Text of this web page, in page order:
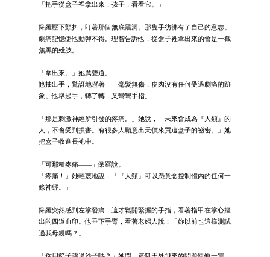
「把手從盒子裡拿出來，孩子，看看它。」
保羅壓下顫抖，盯著那個無底黑洞。那隻手彷彿有了自己的意志。
劇痛記憶使他動彈不得。理智告訴他，從盒子裡拿出來的會是一截
焦黑的殘肢。
「拿出來。」她厲聲道。
他抽出手，驚訝地瞪著——毫髮無傷，皮肉沒有任何受過劇痛的跡
象。他舉起手，轉了轉，又彎彎手指。
「那是刺激神經所引發的疼痛。」她說，「未來會成為『人類』的
人，不會受到損害。有很多人願意出天價來買這盒子的祕密。」她
把盒子收進長袍中。
「可那種疼痛——」保羅說。
「疼痛！」她輕蔑地說，「『人類』可以憑意念控制體內的任何一
條神經。」
保羅突然感到左掌發痛，這才鬆開緊握的手指，看著指甲在掌心摳
出的四道血印。他垂下手臂，看著老婦人說：「妳以前也這樣測試
過我母親嗎？」